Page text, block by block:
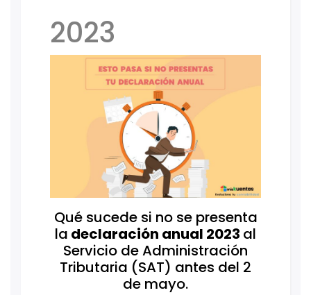
2023
Qué sucede si no se presenta
la declaración anual 2023 al
Servicio de Administración
Tributaria (SAT) antes del 2
de mayo.